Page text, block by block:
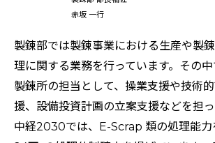
赤坂 一行
製錬部では製錬事業における生産や製
理に関する業務を行っています。その
製錬所の担当として、操業支援や技術
援、設備投資計画の立案支援などを担っ
中経2030では、E-Scrap 類の処理能力